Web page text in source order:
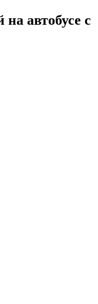
автобусе с